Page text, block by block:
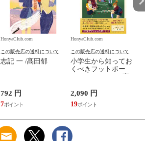
HonyaClub.com
この販売店の送料について
志記 一 /髙田郁
792 円
7
HonyaClub.com
この販売店の送料について
小学生から知ってお
くべきフットボール
2,090 円
19